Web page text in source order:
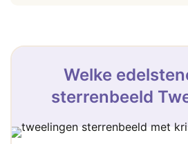
Welke
sterrenbeeld